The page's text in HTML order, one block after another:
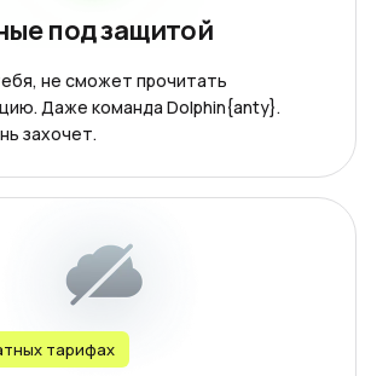
под защитой
не сможет прочитать
Даже команда Dolphin{anty}.
захочет.
тарифах